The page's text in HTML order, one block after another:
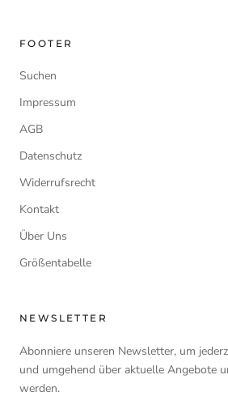
FOOTER
Suchen
Impressum
AGB
Datenschutz
Widerrufsrecht
Kontakt
Über Uns
Größentabelle
NEWSLETTER
Abonniere unseren Newsletter, um
und umgehend über aktuelle Angebote
werden.